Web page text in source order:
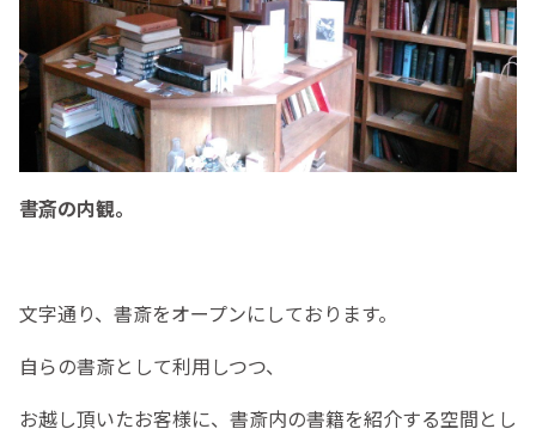
書斎の内観。
文字通り、書斎をオープンにしております。
自らの書斎として利用しつつ、
お越し頂いたお客様に、書斎内の書籍を紹介する空間とし